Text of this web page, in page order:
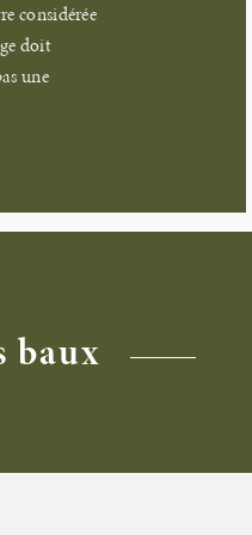
considérée
doit
une
baux